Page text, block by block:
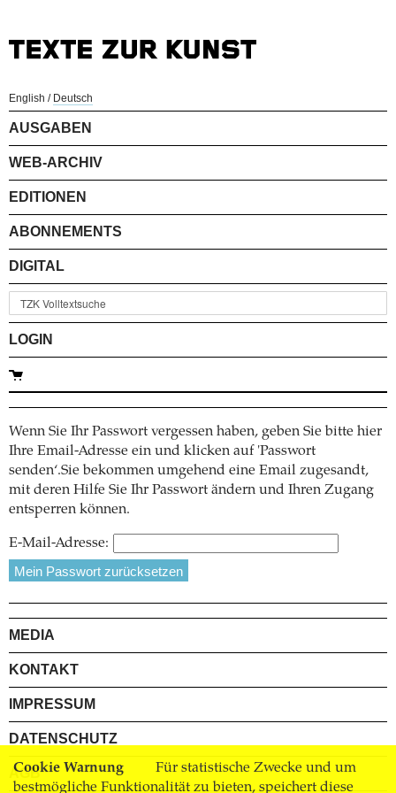
Cookie Warnung
Für statistische Zwecke und um
bestmögliche Funktionalität zu bieten, speichert diese
English / Deutsch
AUSGABEN
WEB-ARCHIV
EDITIONEN
ABONNEMENTS
DIGITAL
LOGIN
Wenn Sie Ihr Passwort vergessen haben, geben Sie bitte hier
Ihre Email-Adresse ein und klicken auf 'Passwort
senden‘.Sie bekommen umgehend eine Email zugesandt,
mit deren Hilfe Sie Ihr Passwort ändern und Ihren Zugang
entsperren können.
E-Mail-Adresse:
MEDIA
KONTAKT
IMPRESSUM
DATENSCHUTZ
AGB